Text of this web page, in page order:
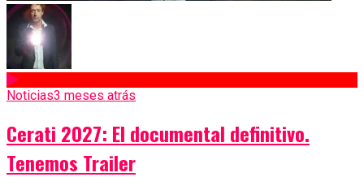
Noticias3 meses atrás
Cerati 2027: El documental definitivo.
Tenemos Trailer